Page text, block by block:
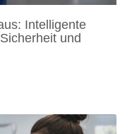
Intelligente
und